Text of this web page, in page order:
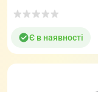
Є в наявності